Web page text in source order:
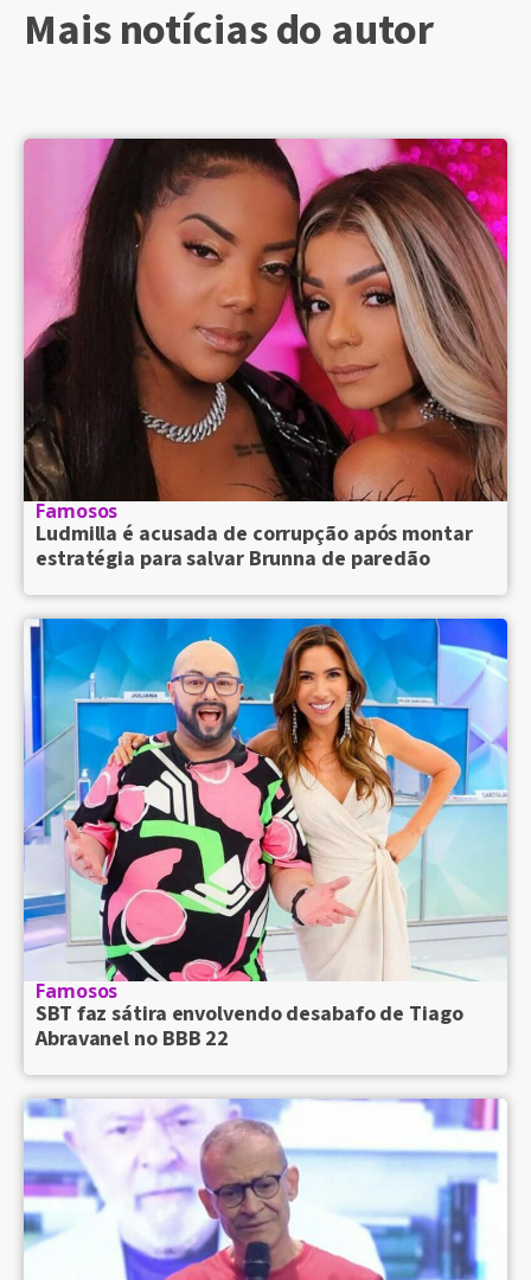
Mais notícias do autor
Famosos
Ludmilla é acusada de corrupção após montar
estratégia para salvar Brunna de paredão
Famosos
SBT faz sátira envolvendo desabafo de Tiago
Abravanel no BBB 22